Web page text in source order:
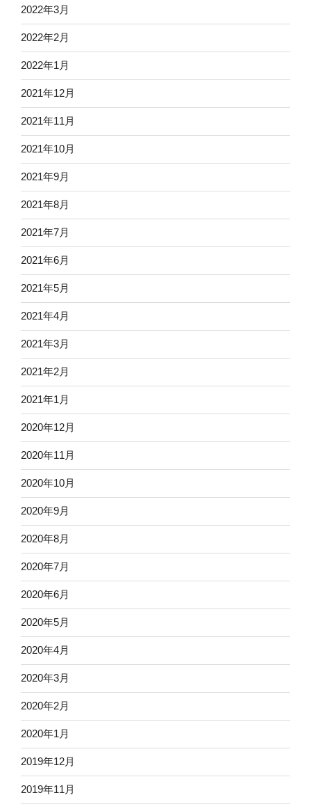
2022年3月
2022年2月
2022年1月
2021年12月
2021年11月
2021年10月
2021年9月
2021年8月
2021年7月
2021年6月
2021年5月
2021年4月
2021年3月
2021年2月
2021年1月
2020年12月
2020年11月
2020年10月
2020年9月
2020年8月
2020年7月
2020年6月
2020年5月
2020年4月
2020年3月
2020年2月
2020年1月
2019年12月
2019年11月